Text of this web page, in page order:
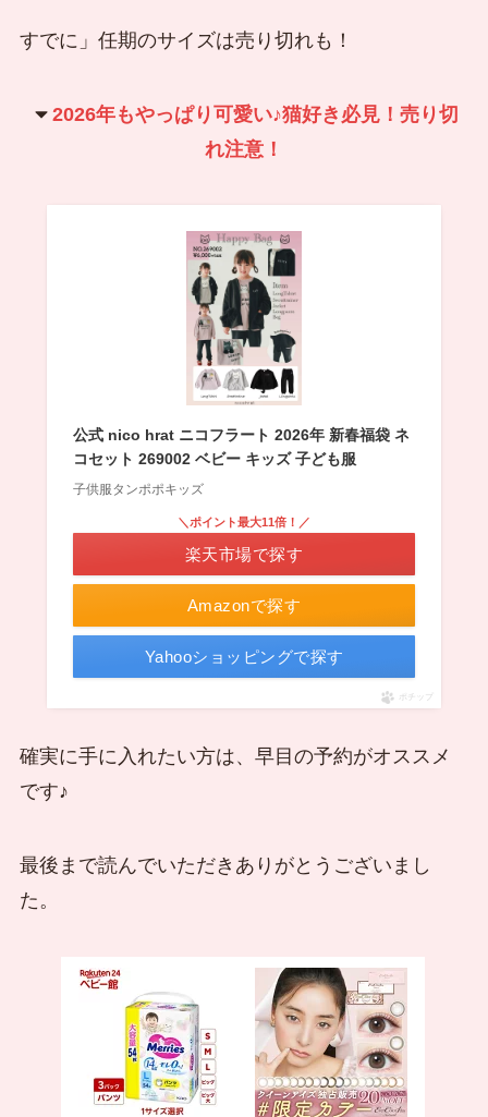
すでに」任期のサイズは売り切れも！
2026年もやっぱり可愛い♪猫好き必見！売り切
れ注意！
公式 nico hrat ニコフラート 2026年 新春福袋 ネ
コセット 269002 ベビー キッズ 子ども服
子供服タンポポキッズ
Amazonで探す
＼ポイント最大11倍！／
楽天市場で探す
Yahooショッピングで探す
ポチップ
確実に手に入れたい方は、早目の予約がオススメ
です♪
最後まで読んでいただきありがとうございまし
た。